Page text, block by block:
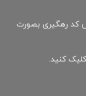
کد رهگیری بصورت
کنید.